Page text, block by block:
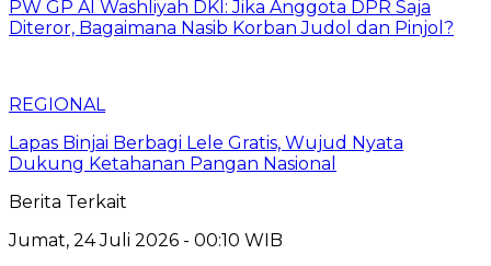
PW GP Al Washliyah DKI: Jika Anggota DPR Saja
Diteror, Bagaimana Nasib Korban Judol dan Pinjol?
REGIONAL
Lapas Binjai Berbagi Lele Gratis, Wujud Nyata
Dukung Ketahanan Pangan Nasional
Berita Terkait
Jumat, 24 Juli 2026 - 00:10 WIB